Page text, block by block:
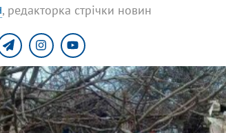
, редакторка стрічки новин